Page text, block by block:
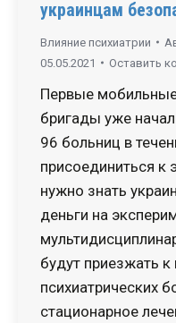
украинцам
Влияние психиатрии
05.05.2021
Оставить
Первые
бригады уже
96 больниц в
присоединиться к
нужно знать
деньги на
будут приезжать к
психиатрических
стационарное